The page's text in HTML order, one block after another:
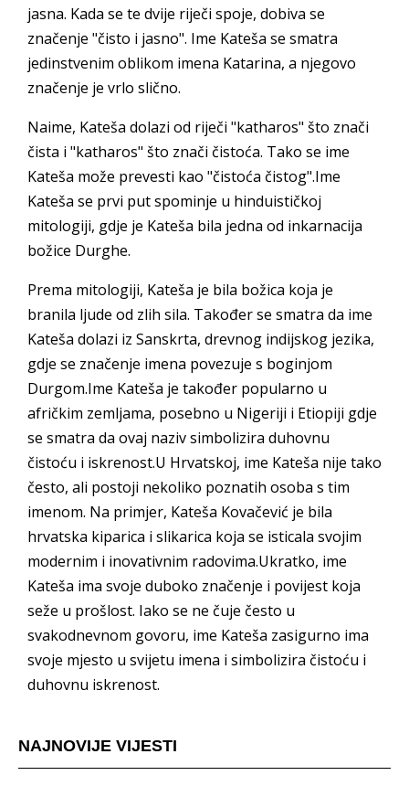
jasna. Kada se te dvije riječi spoje, dobiva se
značenje "čisto i jasno". Ime Kateša se smatra
jedinstvenim oblikom imena Katarina, a njegovo
značenje je vrlo slično.
Naime, Kateša dolazi od riječi "katharos" što znači
čista i "katharos" što znači čistoća. Tako se ime
Kateša može prevesti kao "čistoća čistog".Ime
Kateša se prvi put spominje u hinduističkoj
mitologiji, gdje je Kateša bila jedna od inkarnacija
božice Durghe.
Prema mitologiji, Kateša je bila božica koja je
branila ljude od zlih sila. Također se smatra da ime
Kateša dolazi iz Sanskrta, drevnog indijskog jezika,
gdje se značenje imena povezuje s boginjom
Durgom.Ime Kateša je također popularno u
afričkim zemljama, posebno u Nigeriji i Etiopiji gdje
se smatra da ovaj naziv simbolizira duhovnu
čistoću i iskrenost.U Hrvatskoj, ime Kateša nije tako
često, ali postoji nekoliko poznatih osoba s tim
imenom. Na primjer, Kateša Kovačević je bila
hrvatska kiparica i slikarica koja se isticala svojim
modernim i inovativnim radovima.Ukratko, ime
Kateša ima svoje duboko značenje i povijest koja
seže u prošlost. Iako se ne čuje često u
svakodnevnom govoru, ime Kateša zasigurno ima
svoje mjesto u svijetu imena i simbolizira čistoću i
duhovnu iskrenost.
NAJNOVIJE VIJESTI